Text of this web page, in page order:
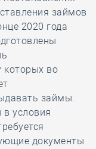
займов
2020 года
которых во
займы.
в условия
документы